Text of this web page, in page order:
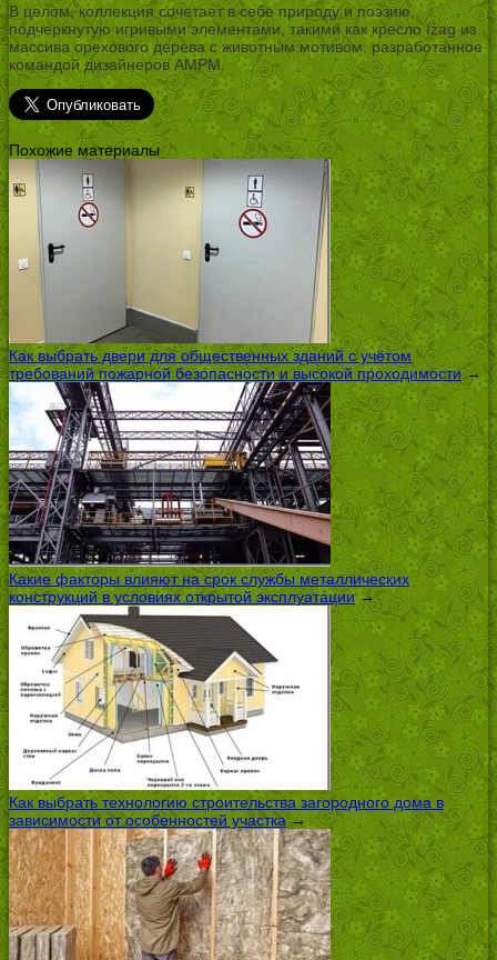
В целом, коллекция сочетает в себе природу и поэзию,
подчеркнутую игривыми элементами, такими как кресло Izag из
массива орехового дерева с животным мотивом, разработанное
командой дизайнеров AMPM.
Похожие материалы
Как выбрать двери для общественных зданий с учётом
требований пожарной безопасности и высокой проходимости→
Какие факторы влияют на срок службы металлических
конструкций в условиях открытой эксплуатации→
Как выбрать технологию строительства загородного дома в
зависимости от особенностей участка→